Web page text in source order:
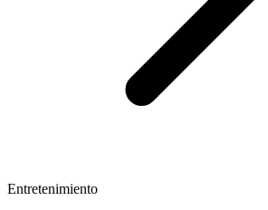
Entretenimiento